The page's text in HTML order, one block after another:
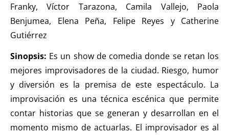
Franky, Víctor Tarazona, Camila Vallejo, Paola
Benjumea, Elena Peña, Felipe Reyes y Catherine
Gutiérrez
Sinopsis: Es un show de comedia donde se retan los
mejores improvisadores de la ciudad. Riesgo, humor
y diversión es la premisa de este espectáculo. La
improvisación es una técnica escénica que permite
contar historias que se generan y desarrollan en el
momento mismo de actuarlas. El improvisador es al